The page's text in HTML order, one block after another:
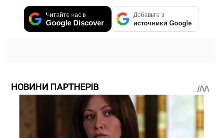
Читайте нас в
Google Discover
Добавьте в
источники Google
НОВИНИ ПАРТНЕРІВ